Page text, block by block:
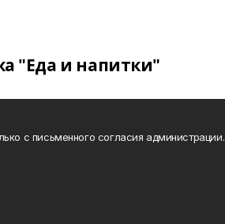
"Еда и напитки"
с письменного согласия администрации.